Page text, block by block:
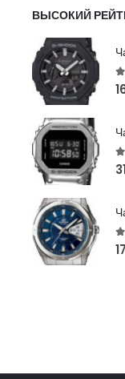
ВЫСОКИЙ
5
5
5